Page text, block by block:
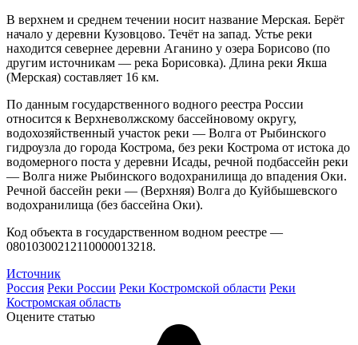
В верхнем и среднем течении носит название Мерская. Берёт
начало у деревни Кузовцово. Течёт на запад. Устье реки
находится севернее деревни Аганино у озера Борисово (по
другим источникам — река Борисовка). Длина реки Якша
(Мерская) составляет 16 км.
По данным государственного водного реестра России
относится к Верхневолжскому бассейновому округу,
водохозяйственный участок реки — Волга от Рыбинского
гидроузла до города Кострома, без реки Кострома от истока до
водомерного поста у деревни Исады, речной подбассейн реки
— Волга ниже Рыбинского водохранилища до впадения Оки.
Речной бассейн реки — (Верхняя) Волга до Куйбышевского
водохранилища (без бассейна Оки).
Код объекта в государственном водном реестре —
08010300212110000013218.
Источник
Россия Реки России Реки Костромской области Реки
Костромская область
Оцените статью